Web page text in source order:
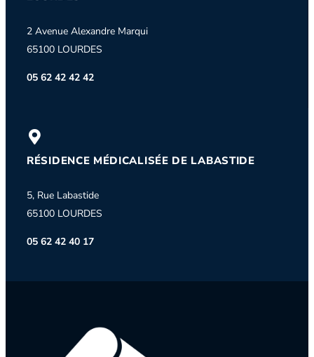
2 Avenue Alexandre Marqui
65100 LOURDES
05 62 42 42 42
RÉSIDENCE MÉDICALISÉE DE LABASTIDE
5, Rue Labastide
65100 LOURDES
05 62 42 40 17